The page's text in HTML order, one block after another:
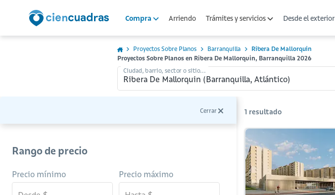
Compra Arriendo Trámites y servicios Desde el exterior
Proyectos Sobre Planos Barranquilla
Ribera De Mallorquin
Proyectos Sobre Planos en Ribera De Mallorquin, Barranquilla 2026
Ciudad, barrio, sector o sitio...
Cerrar
Rango de precio
Precio mínimo Precio máximo
1 resultado